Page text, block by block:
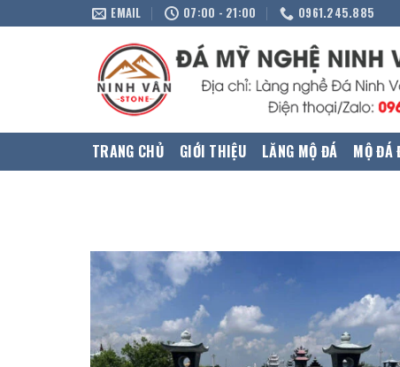
EMAIL 07:00 - 21:00 0961.245.885
TRANG CHỦ GIỚI THIỆU LĂNG MỘ ĐÁ MỘ ĐÁ